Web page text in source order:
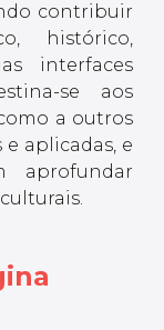
contribuir
histórico,
interfaces
se aos
a outros
aplicadas, e
aprofundar